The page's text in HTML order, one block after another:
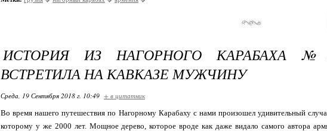
ИСТОРИЯ ИЗ НАГОРНОГО КАРАБАХА
ВСТРЕТИЛА НА КАВКАЗЕ МУЖЧИНУ
Среда, 19 Сентября 2018 г. 10:49 + в цитатник
Во время нашего путешествия по Нагорному Карабаху с нами произошел удивительный
которому у же 2000 лет. Мощное дерево, которое вроде как даже видало самого автора